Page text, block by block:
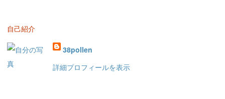
自己紹介
38pollen
詳細プロフィールを表示